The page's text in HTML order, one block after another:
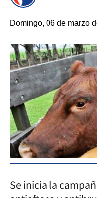
Domingo, 06 de marzo
Se inicia la